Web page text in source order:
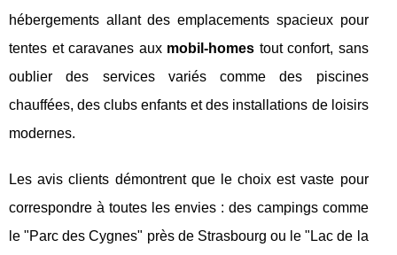
hébergements allant des emplacements spacieux pour
tentes et caravanes aux mobil-homes tout confort, sans
oublier des services variés comme des piscines
chauffées, des clubs enfants et des installations de loisirs
modernes.
Les avis clients démontrent que le choix est vaste pour
correspondre à toutes les envies : des campings comme
le "Parc des Cygnes" près de Strasbourg ou le "Lac de la